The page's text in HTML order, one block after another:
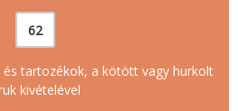
62
és tartozékok, a kötött vagy hurkolt
kivételével